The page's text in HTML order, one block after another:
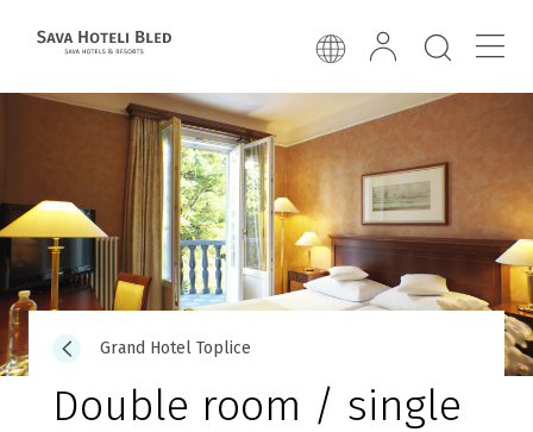
Grand Hotel Toplice
Double room / single